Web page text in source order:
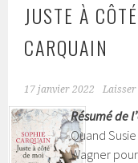
JUSTE À
CARQUAIN
17 janvier 2022
Résumé de
Quand
Wagner